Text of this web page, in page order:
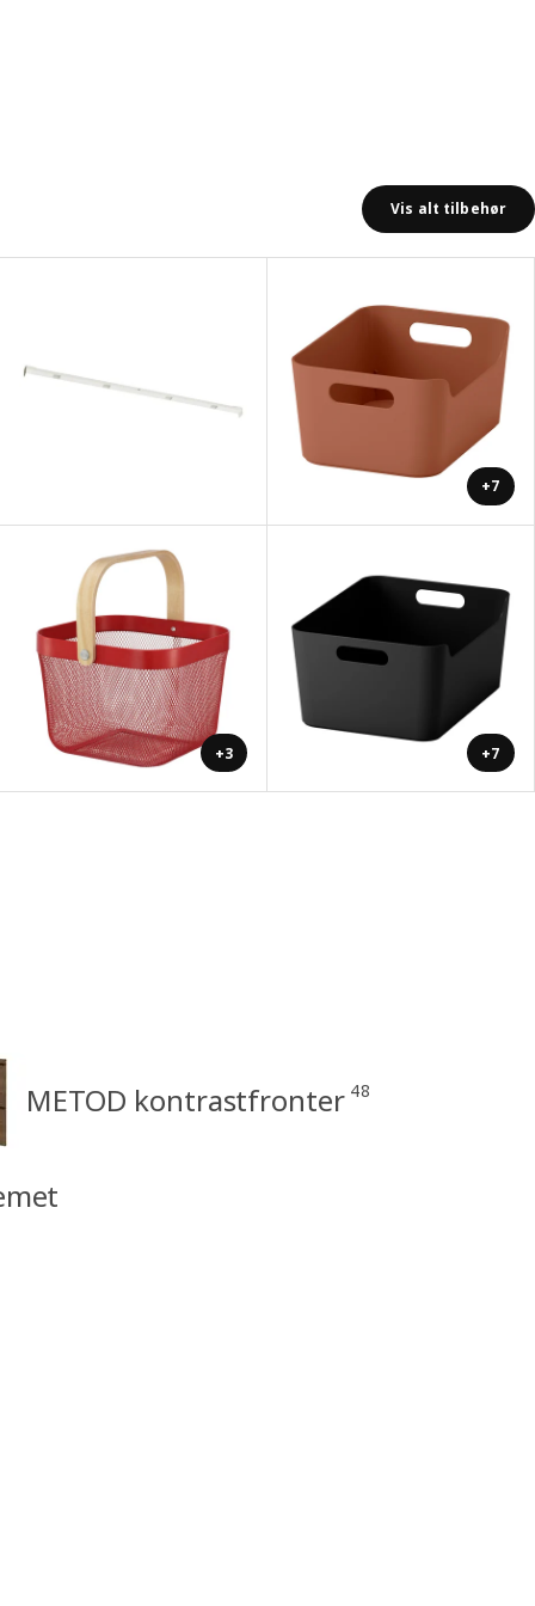
Vis alt tilbehør
+7
+3 +7
METOD kontrastfronter 48